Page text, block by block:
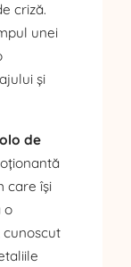
criză.
unei
și
de
care își
o
cunoscut